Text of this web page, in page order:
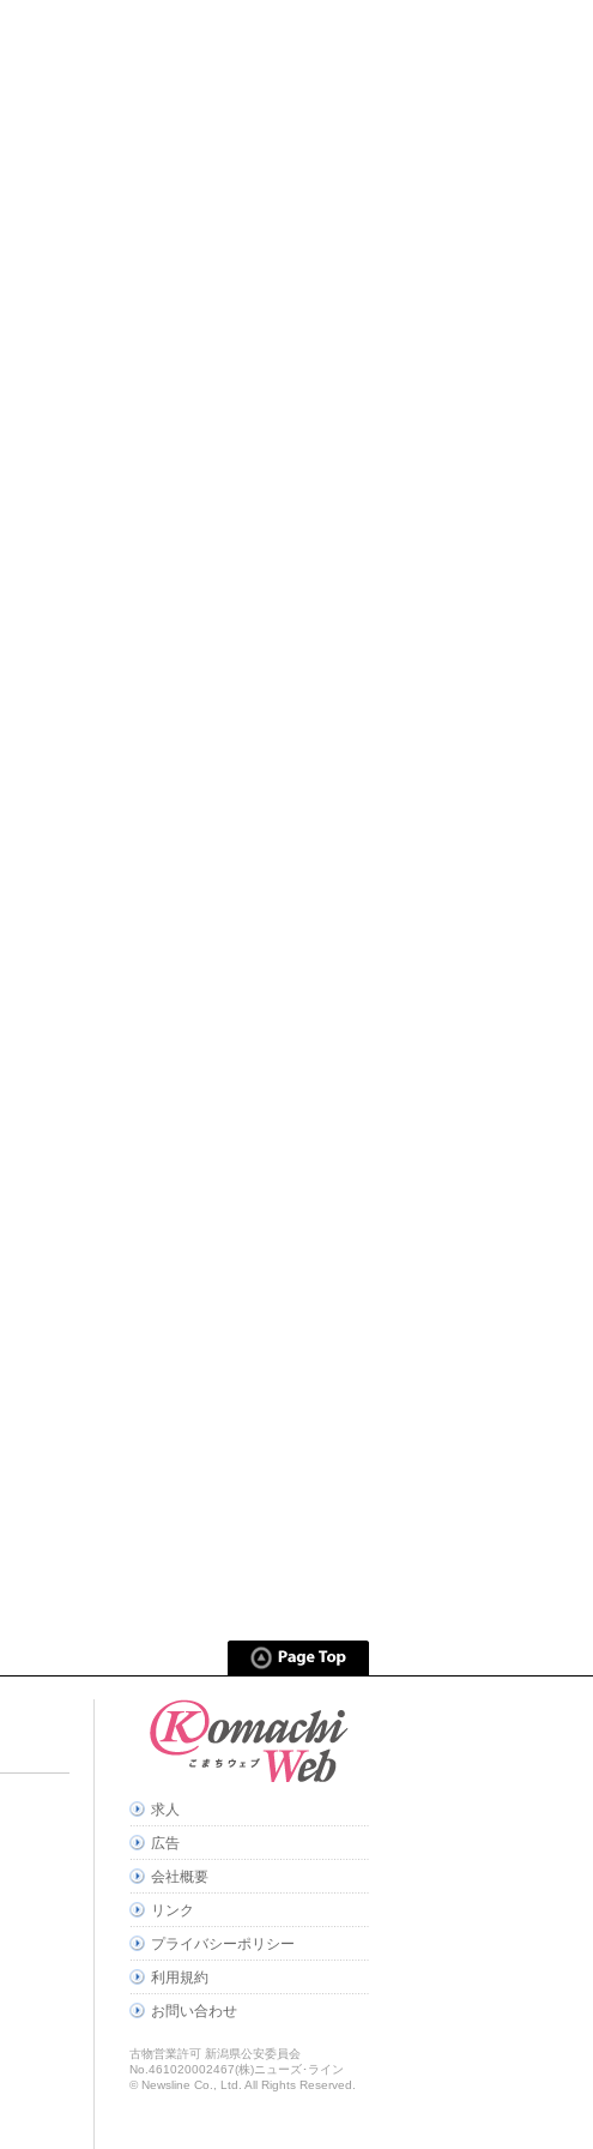
求人
広告
会社概要
リンク
プライバシーポリシー
利用規約
お問い合わせ
古物営業許可 新潟県公安委員会
No.461020002467(株)ニューズ･ライン
© Newsline Co., Ltd. All Rights Reserved.